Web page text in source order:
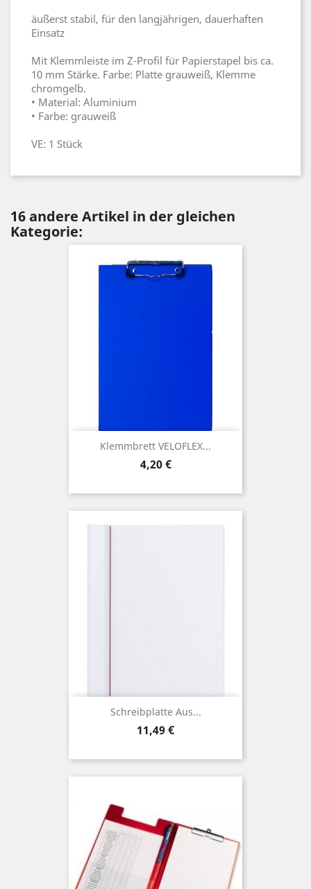
äußerst stabil, für den langjährigen, dauerhaften
Einsatz
Mit Klemmleiste im Z-Profil für Papierstapel bis ca.
10 mm Stärke. Farbe: Platte grauweiß, Klemme
chromgelb.
• Material: Aluminium
• Farbe: grauweiß
VE: 1 Stück
16 andere Artikel in der gleichen
Kategorie:
Klemmbrett VELOFLEX...
Preis
4,20 €
Schreibplatte Aus...
Preis
11,49 €